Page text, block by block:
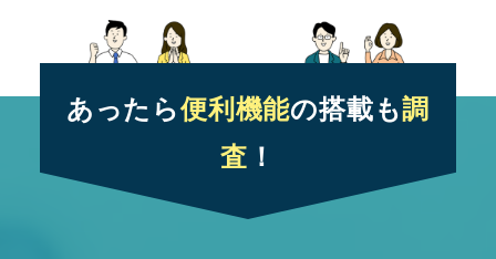
あったら便利機能の搭載も調
査 ！